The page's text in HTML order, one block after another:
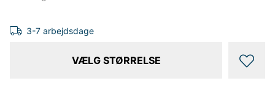
3-7 arbejdsdage
VÆLG STØRRELSE